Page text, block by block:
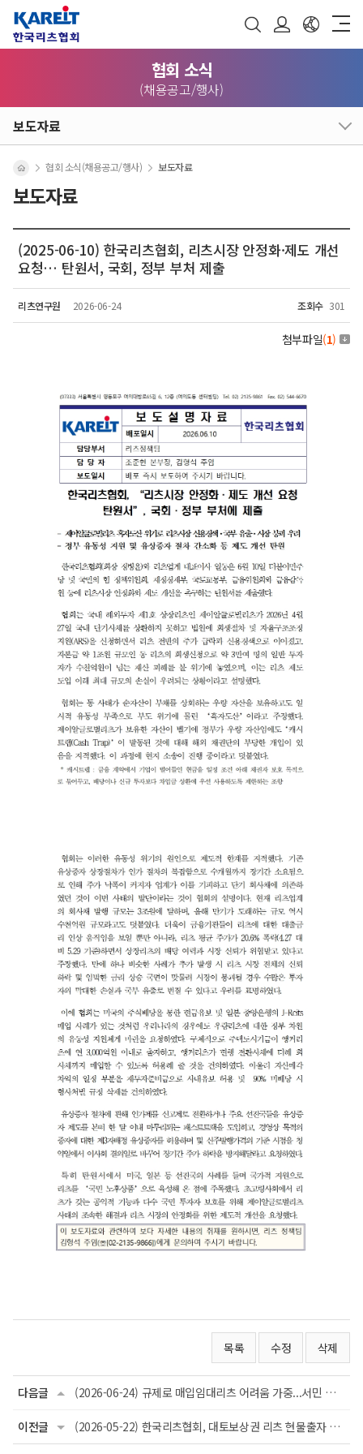
협회 소식
(채용공고/행사)
보도자료
보도자료
협회 소식(채용공고/행사) 보도자료
(2025-06-10) 한국리츠협회, 리츠시장 안정화·제도 개선
요청… 탄원서, 국회, 정부 부처 제출
리츠연구원 2026-06-24 조회수 301
첨부파일(1)
목록 수정 삭제
다음글 (2026-06-24) 규제로 매입임대리츠 어려움 가중...서민 주거안정 위해 임대주택 리츠 규...
이전글 (2026-05-22) 한국리츠협회, 대토보상권 리츠 현물출자 시 양도소득 과세특례 일몰기한 ...